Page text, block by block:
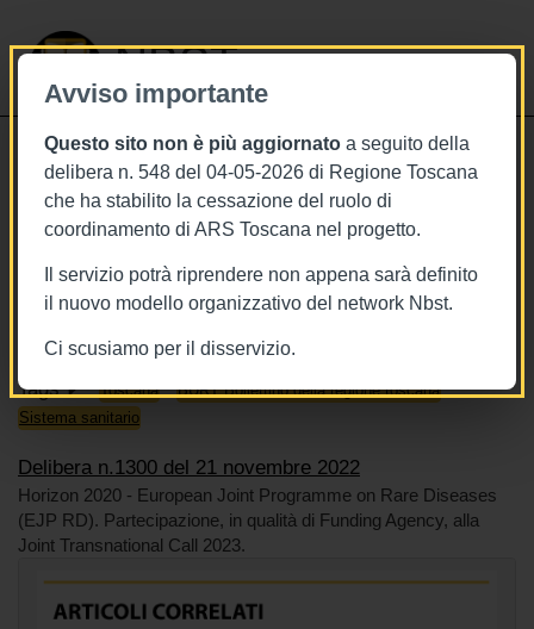
Avviso importante
Questo sito non è più aggiornato a seguito della
delibera n. 548 del 04-05-2026 di Regione Toscana
che ha stabilito la cessazione del ruolo di
coordinamento di ARS Toscana nel progetto.
Il servizio potrà riprendere non appena sarà definito
il nuovo modello organizzativo del network Nbst.
Ci scusiamo per il disservizio.
NBST
21/11/2022
Delibera n.1300 del 21 novembre
2022
Tags Toscana
BURT Bollettino della regione toscana
Sistema sanitario
Delibera n.1300 del 21 novembre 2022
Horizon 2020 - European Joint Programme on Rare Diseases
(EJP RD). Partecipazione, in qualità di Funding Agency, alla
Joint Transnational Call 2023.